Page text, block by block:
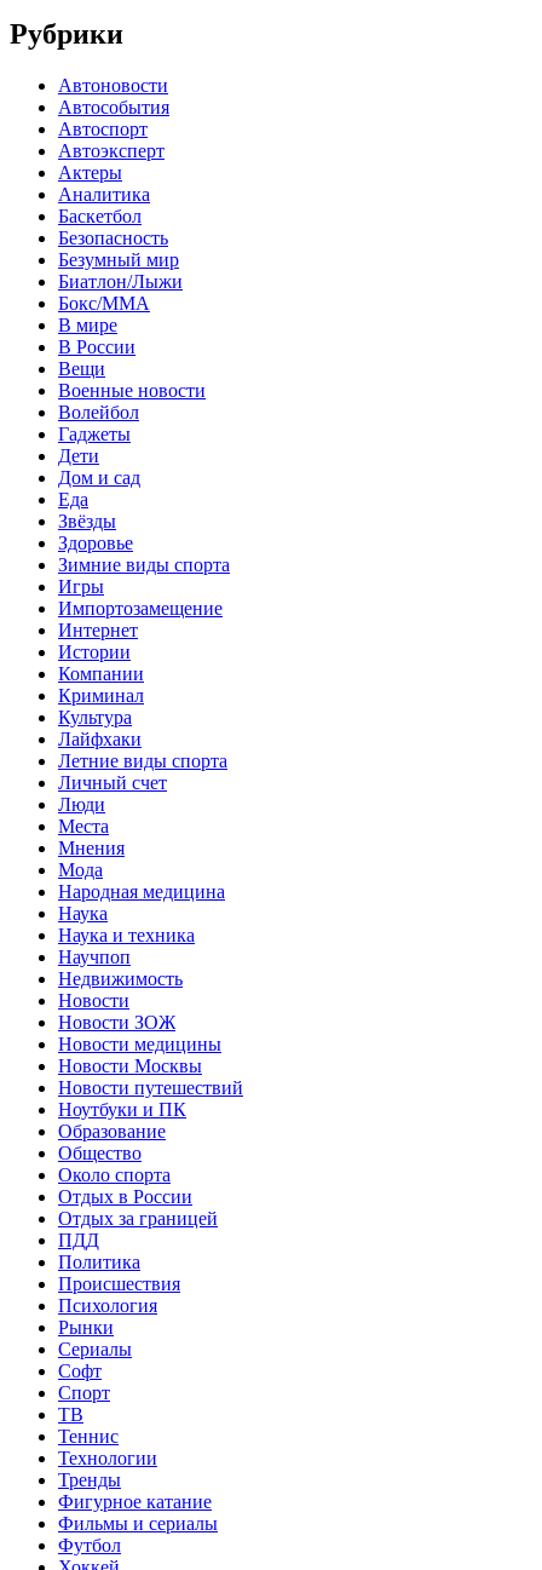
Рубрики
Автоновости
Автособытия
Автоспорт
Автоэксперт
Актеры
Аналитика
Баскетбол
Безопасность
Безумный мир
Биатлон/Лыжи
Бокс/MMA
В мире
В России
Вещи
Военные новости
Волейбол
Гаджеты
Дети
Дом и сад
Еда
Звёзды
Здоровье
Зимние виды спорта
Игры
Импортозамещение
Интернет
Истории
Компании
Криминал
Культура
Лайфхаки
Летние виды спорта
Личный счет
Люди
Места
Мнения
Мода
Народная медицина
Наука
Наука и техника
Научпоп
Недвижимость
Новости
Новости ЗОЖ
Новости медицины
Новости Москвы
Новости путешествий
Ноутбуки и ПК
Образование
Общество
Около спорта
Отдых в России
Отдых за границей
ПДД
Политика
Происшествия
Психология
Рынки
Сериалы
Софт
Спорт
ТВ
Теннис
Технологии
Тренды
Фигурное катание
Фильмы и сериалы
Футбол